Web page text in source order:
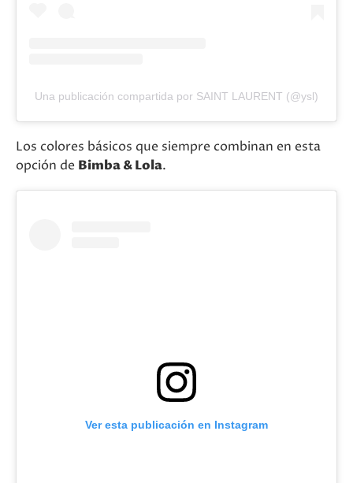
Una publicación compartida por SAINT LAURENT (@ysl)
Los colores básicos que siempre combinan en esta
opción de Bimba & Lola.
Ver esta publicación en Instagram